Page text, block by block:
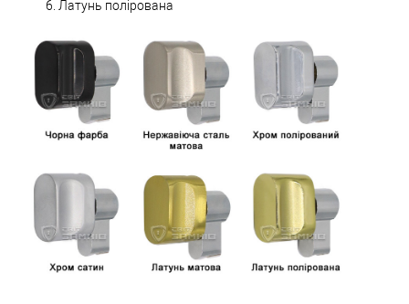
Латунь полірована